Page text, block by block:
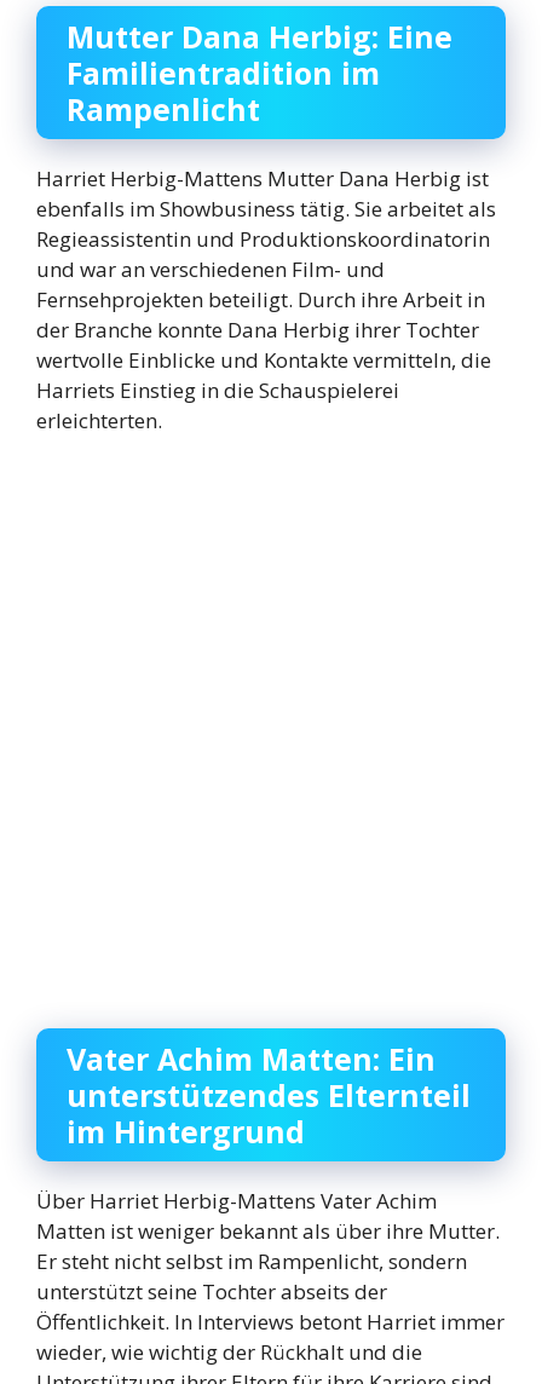
Mutter Dana Herbig: Eine
Familientradition im
Rampenlicht
Harriet Herbig-Mattens Mutter Dana Herbig ist
ebenfalls im Showbusiness tätig. Sie arbeitet als
Regieassistentin und Produktionskoordinatorin
und war an verschiedenen Film- und
Fernsehprojekten beteiligt. Durch ihre Arbeit in
der Branche konnte Dana Herbig ihrer Tochter
wertvolle Einblicke und Kontakte vermitteln, die
Harriets Einstieg in die Schauspielerei
erleichterten.
Vater Achim Matten: Ein
unterstützendes Elternteil
im Hintergrund
Über Harriet Herbig-Mattens Vater Achim
Matten ist weniger bekannt als über ihre Mutter.
Er steht nicht selbst im Rampenlicht, sondern
unterstützt seine Tochter abseits der
Öffentlichkeit. In Interviews betont Harriet immer
wieder, wie wichtig der Rückhalt und die